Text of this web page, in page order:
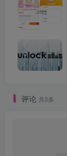
评论 共3条